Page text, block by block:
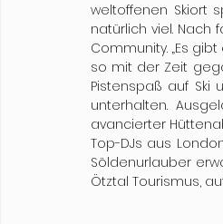
weltoffenen Skiort
natürlich viel. Nach
Community. „Es
so mit der Zeit
Pistenspaß auf
unterhalten.
avancierter
Top-DJs aus
Söldenurlauber
Ötztal Tourismus,